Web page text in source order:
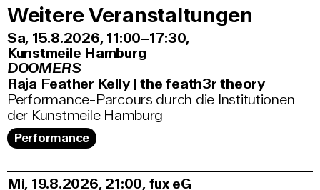
Weitere Veranstaltungen
Sa, 15.8.2026 11:00–17:30,
Kunstmeile Hamburg
DOOMERS
Raja Feather Kelly | the feath3r theory
Performance-Parcours durch die Institutionen
der Kunstmeile Hamburg
Performance
Mi, 19.8.2026 21:00, fux eG